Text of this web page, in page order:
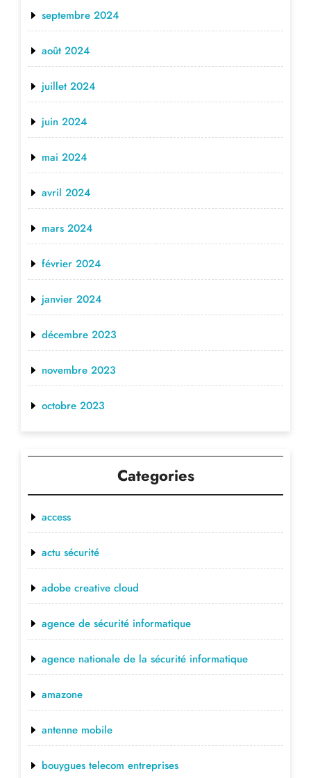
septembre 2024
août 2024
juillet 2024
juin 2024
mai 2024
avril 2024
mars 2024
février 2024
janvier 2024
décembre 2023
novembre 2023
octobre 2023
Categories
access
actu sécurité
adobe creative cloud
agence de sécurité informatique
agence nationale de la sécurité informatique
amazone
antenne mobile
bouygues telecom entreprises